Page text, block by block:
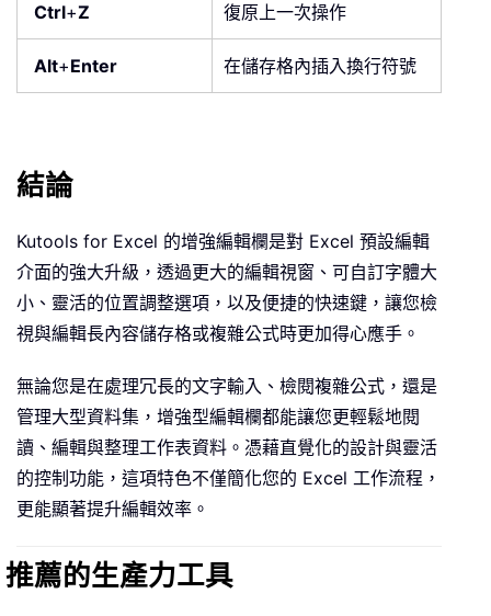
Ctrl+Z 復原上一次操作
Alt+Enter 在儲存格內插入換行符號
結論
Kutools for Excel 的增強編輯欄是對 Excel 預設編輯
介面的強大升級，透過更大的編輯視窗、可自訂字體大
小、靈活的位置調整選項，以及便捷的快速鍵，讓您檢
視與編輯長內容儲存格或複雜公式時更加得心應手。
無論您是在處理冗長的文字輸入、檢閱複雜公式，還是
管理大型資料集，增強型編輯欄都能讓您更輕鬆地閱
讀、編輯與整理工作表資料。憑藉直覺化的設計與靈活
的控制功能，這項特色不僅簡化您的 Excel 工作流程，
更能顯著提升編輯效率。
推薦的生產力工具